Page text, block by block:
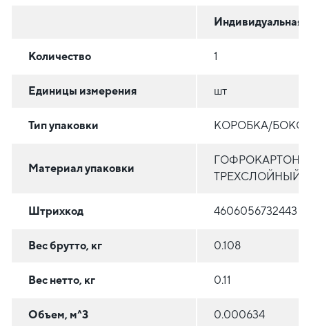
Индивидуальная
Количество 1
Единицы измерения шт
Тип упаковки КОРОБКА/БОКС
Материал упаковки
ГОФРОКАРТОН
ТРЕХСЛОЙНЫЙ
Штрихкод 4606056732443
Вес брутто, кг 0.108
Вес нетто, кг 0.11
Объем, м^3 0.000634